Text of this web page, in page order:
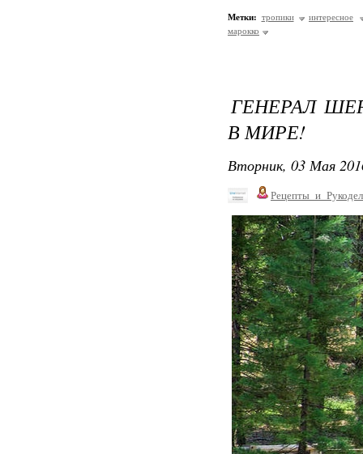
Метки: тропики
интересное
марокко
ГЕНЕРАЛ
В МИРЕ!
Вторник, 03 Мая